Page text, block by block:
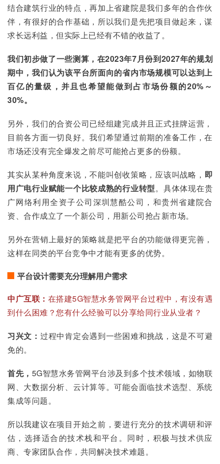
结合建筑行业的特点，再加上省建院是我们多年的合作伙
伴，有很好的合作基础，所以我们是先把项目做起来，谋
求长远利益，但实际上已经有不错的收益了。
我们初步做了一些测算，在2023年7月份到2027年的规划
期中，我们认为该平台所面向的省内市场规模可以达到上
百亿的量级，并且也希望能做到占市场份额的20%～
30%。
另外，我们的合资公司已经组建完成并且正式挂牌运营，
目前各方面一切良好。我们希望通过前期的准备工作，在
市场还没有完全爆发之前尽可能抢占更多的份额。
其实从某种角度来说，不能叫创收策略，应该叫战略， 即
用广电行业赋能一个比较成熟的行业转型。具体体现在贵
广网络利用全资子公司深圳慧酷公司，和贵州省建院合
资、合作成立了一个新公司，用新公司抢占新市场。
另外在营销上最好的策略就是把平台的功能做得更完善，
这样在同类的平台竞争中才能有更多的优势。
平台设计需要充分理解用户需求
中广互联： 在搭建5G智慧水务管网平台过程中，有没有遇
到什么困难？您有什么经验可以分享给同行业从业者？
习兴文： 过程中肯定会遇到一些困难和挑战，这是不可避
免的。
首先， 5G智慧水务管网平台涉及到多个技术领域，如物联
网、大数据分析、云计算等。可能会面临技术选型、系统
集成等问题。
所以我建议在项目开始之前，要进行充分的技术调研和评
估，选择适合的技术栈和平台。同时，积极与技术供应
商、专家团队合作，共同解决技术难题。